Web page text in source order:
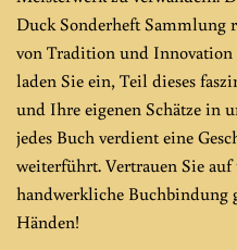
Duck Sonderheft Sammlung
von Tradition und
laden Sie ein, Teil dieses
und Ihre eigenen Schätze in
jedes Buch verdient eine
weiterführt. Vertrauen Sie
handwerkliche Buchbindung
Händen!